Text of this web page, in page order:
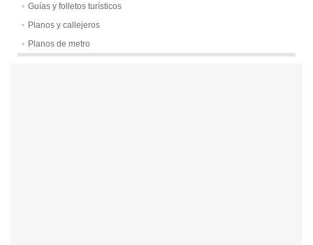
Guías y folletos turísticos
Planos y callejeros
Planos de metro